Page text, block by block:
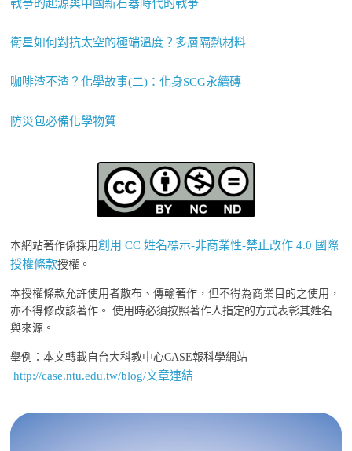
戰爭的起源與中國新石器時代的戰爭
衛星如何對抗太空的極端溫度？多層隔熱材料
咖啡渣不渣？化學故事(二)：化身SCG永續磚
防災包必備化學物質
本網站著作係採用創用 CC 姓名標示-非商業性-禁止改作 4.0 國際
授權條款授權。
本授權條款允許使用者散布、傳輸著作，但不得為商業目的之使用，
亦不得修改該著作。 使用時必須按照著作人指定的方式表彰其姓名
與來源。
舉例：本文轉載自台大科教中心CASE報科學網站
http://case.ntu.edu.tw/blog/文章連結